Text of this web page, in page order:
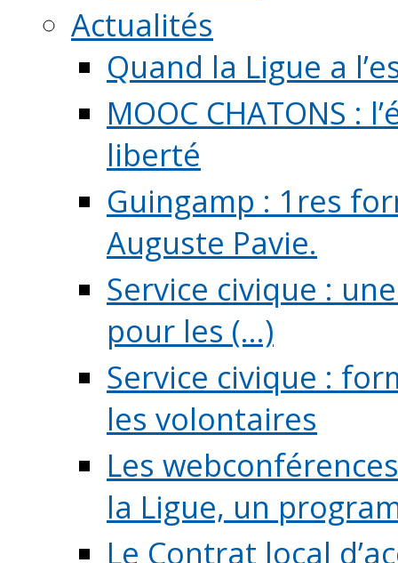
Actualités
Quand la Ligue a
MOOC CHATONS
liberté
Guingamp : 1res
Auguste Pavie.
Service civique :
pour les (...)
Service civique :
les volontaires
Les
la Ligue, un
Le Contrat local